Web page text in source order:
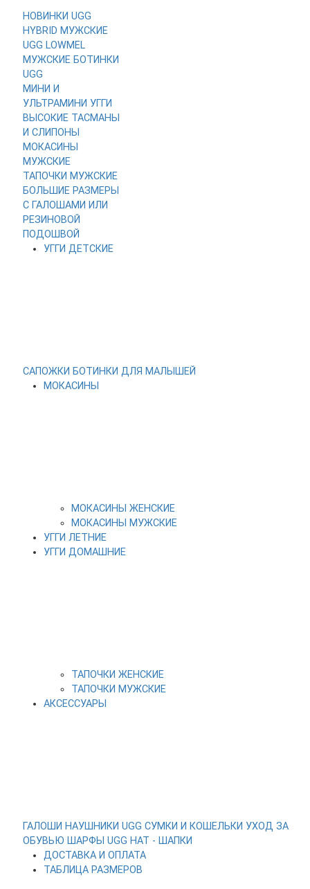
НОВИНКИ UGG
HYBRID МУЖСКИЕ
UGG LOWMEL
МУЖСКИЕ БОТИНКИ
UGG
МИНИ И
УЛЬТРАМИНИ УГГИ
ВЫСОКИЕ ТАСМАНЫ
И СЛИПОНЫ
МОКАСИНЫ
МУЖСКИЕ
ТАПОЧКИ МУЖСКИЕ
БОЛЬШИЕ РАЗМЕРЫ
С ГАЛОШАМИ ИЛИ
РЕЗИНОВОЙ
ПОДОШВОЙ
УГГИ ДЕТСКИЕ
САПОЖКИ БОТИНКИ ДЛЯ МАЛЫШЕЙ
МОКАСИНЫ
МОКАСИНЫ ЖЕНСКИЕ
МОКАСИНЫ МУЖСКИЕ
УГГИ ЛЕТНИЕ
УГГИ ДОМАШНИЕ
ТАПОЧКИ ЖЕНСКИЕ
ТАПОЧКИ МУЖСКИЕ
АКСЕССУАРЫ
ГАЛОШИ НАУШНИКИ UGG СУМКИ И КОШЕЛЬКИ УХОД ЗА
ОБУВЬЮ ШАРФЫ UGG HAT - ШАПКИ
ДОСТАВКА И ОПЛАТА
ТАБЛИЦА РАЗМЕРОВ